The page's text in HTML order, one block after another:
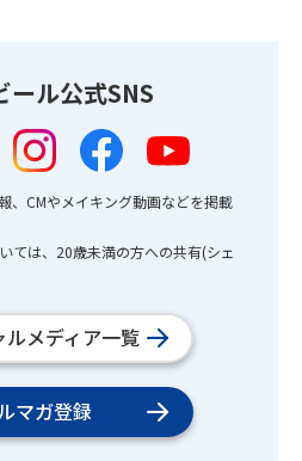
ール公式SNS
、CMやメイキング動画などを掲載
ては、20歳未満の方への共有(シェ
ルメディア一覧
マガ登録